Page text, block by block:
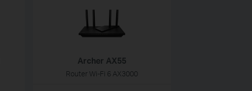
Archer AX55
Router Wi-Fi 6 AX3000